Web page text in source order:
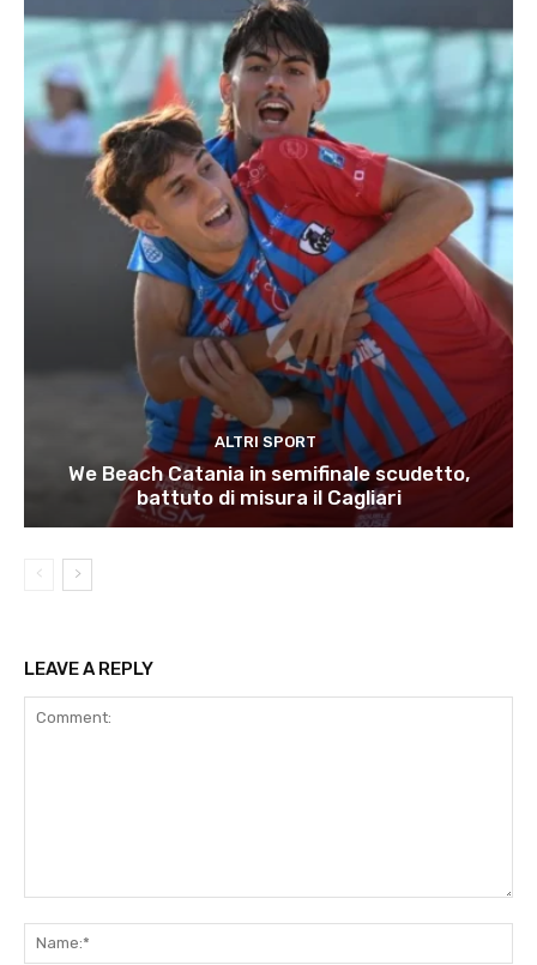
ALTRI SPORT
We Beach Catania in semifinale scudetto,
battuto di misura il Cagliari
LEAVE A REPLY